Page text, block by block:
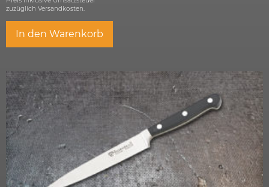
zuzüglich Versandkosten.
In den Warenkorb